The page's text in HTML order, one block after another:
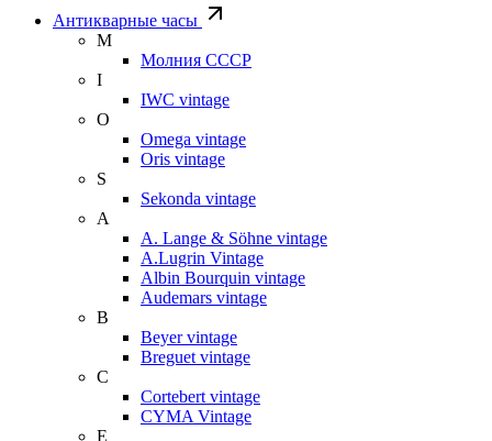
Антикварные часы
М
Молния СССР
I
IWC vintage
O
Omega vintage
Oris vintage
S
Sekonda vintage
A
A. Lange & Söhne vintage
A.Lugrin Vintage
Albin Bourquin vintage
Audemars vintage
B
Beyer vintage
Breguet vintage
C
Cortebert vintage
CYMA Vintage
E